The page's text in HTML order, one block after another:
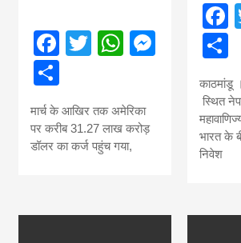
Facebook
TwitterWhatsApp
मार्च के आखिर तक अमेरिका
पर करीब 31.27 लाख करोड़
डॉलर का कर्ज पहुंच गया,
काठमांडू
स्थित
भारत के
निवेश